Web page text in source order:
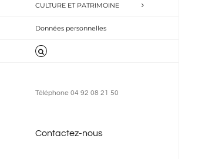
CULTURE ET PATRIMOINE
Données personnelles
Téléphone 04 92 08 21 50
Contactez-nous